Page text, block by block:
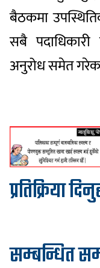
बैठकमा
सबै
अनुरोध समेत
प्रतिक्रिया
सम्बन्धित